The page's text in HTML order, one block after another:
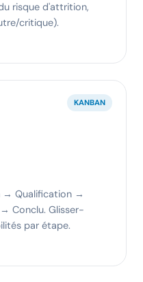
risque d'attrition,
critique).
KANBAN
→ Qualification →
Conclu. Glisser-
par étape.